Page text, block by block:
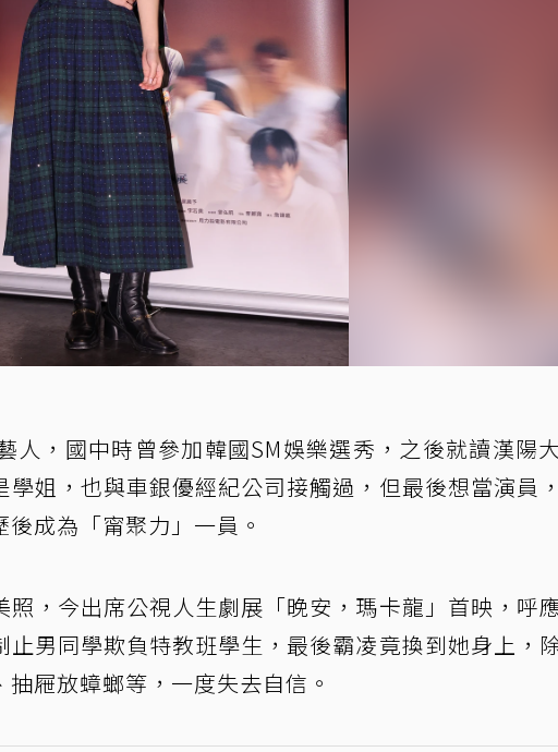
人，國中時曾參加韓國SM娛樂選秀，之後就讀漢陽
姐，也與車銀優經紀公司接觸過，但最後想當演員
成為「甯聚力」一員。
照，今出席公視人生劇展「晚安，瑪卡龍」首映，呼
男同學欺負特教班學生，最後霸凌竟換到她身上，
屜放蟑螂等，一度失去自信。